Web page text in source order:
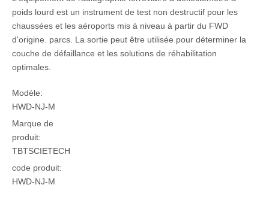
poids lourd est un instrument de test non destructif pour les
chaussées et les aéroports mis à niveau à partir du FWD
d'origine. parcs. La sortie peut être utilisée pour déterminer la
couche de défaillance et les solutions de réhabilitation
optimales.
Modèle:
HWD-NJ-M
Marque de
produit:
TBTSCIETECH
code produit:
HWD-NJ-M